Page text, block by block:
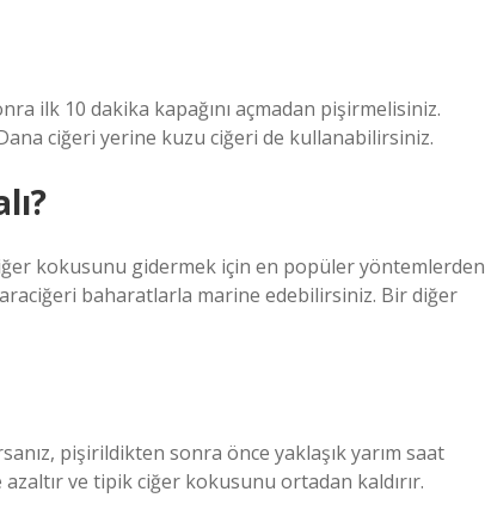
ilk 10 dakika kapağını açmadan pişirmelisiniz.
ciğeri yerine kuzu ciğeri de kullanabilirsiniz.
kokusunu gidermek için en popüler yöntemlerden
baharatlarla marine edebilirsiniz. Bir diğer
pişirildikten sonra önce yaklaşık yarım saat
ve tipik ciğer kokusunu ortadan kaldırır.